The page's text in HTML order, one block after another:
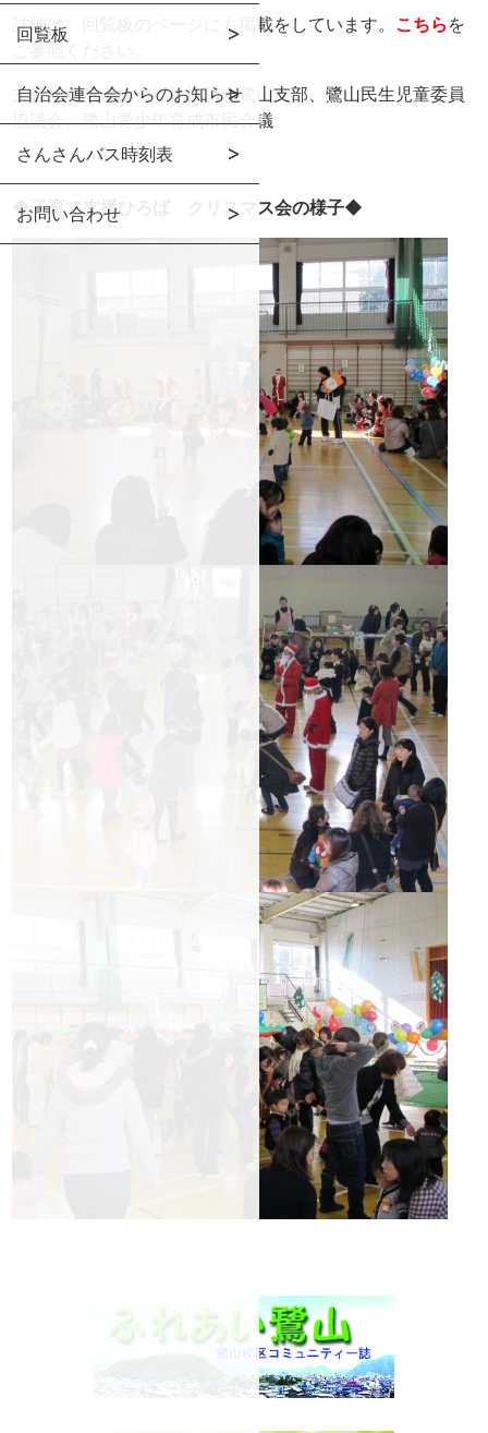
回覧板
自治会連合会からのお知らせ
さんさんバス時刻表
お問い合わせ
詳細は、回覧板のページにも掲載をしています。 こちら を
ご参照ください。
主催：岐阜市社会福祉協議会鷺山支部、鷺山民生児童委員
協議会、鷺山青少年育成市民会議
◆子育て支援ひろば クリスマス会の様子◆